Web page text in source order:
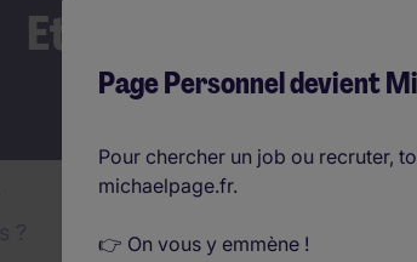
Et si votre
Page Personnel devient
Pour chercher un job ou recruter,
michaelpage.fr.
👉 On vous y emmène !